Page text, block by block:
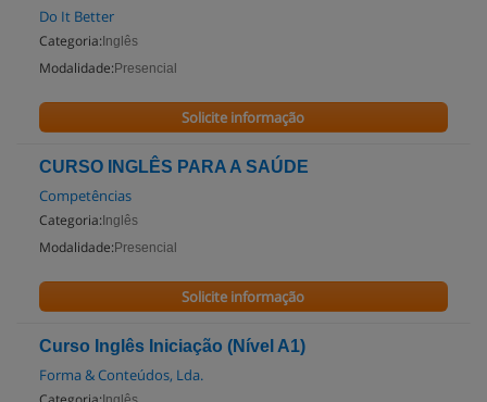
Do It Better
Categoria: Inglês
Modalidade: Presencial
Solicite informação
CURSO INGLÊS PARA A SAÚDE
Competências
Categoria: Inglês
Modalidade: Presencial
Solicite informação
Curso Inglês Iniciação (Nível A1)
Forma & Conteúdos, Lda.